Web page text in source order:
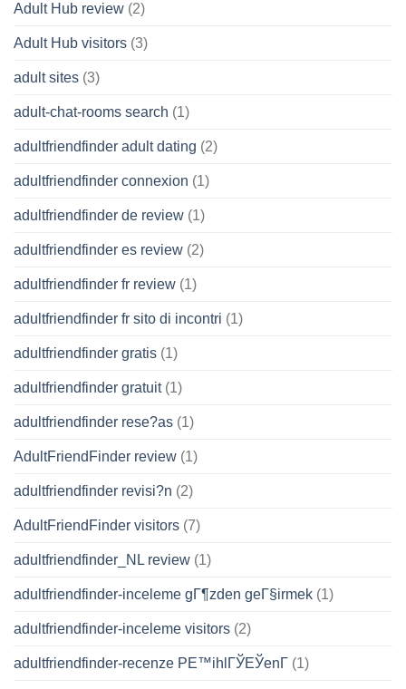
Adult Hub review (2)
Adult Hub visitors (3)
adult sites (3)
adult-chat-rooms search (1)
adultfriendfinder adult dating (2)
adultfriendfinder connexion (1)
adultfriendfinder de review (1)
adultfriendfinder es review (2)
adultfriendfinder fr review (1)
adultfriendfinder fr sito di incontri (1)
adultfriendfinder gratis (1)
adultfriendfinder gratuit(1)
adultfriendfinder rese?as (1)
AdultFriendFinder review (1)
adultfriendfinder revisi?n (2)
AdultFriendFinder visitors (7)
adultfriendfinder_NL review (1)
adultfriendfinder-inceleme gГ¶zden geГ§irmek (1)
adultfriendfinder-inceleme visitors (2)
adultfriendfinder-recenze PЕ™ihlГЎЕЎenГ­ (1)